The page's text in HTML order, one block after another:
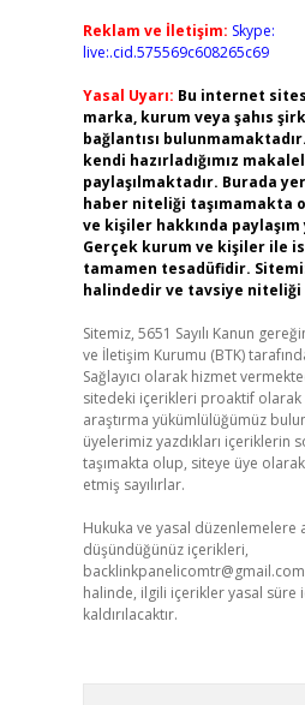
Reklam ve İletişim: Skype:
live:.cid.575569c608265c69
Yasal Uyarı: Bu internet
marka, kurum veya şahıs
bağlantısı
kendi hazırladığımız
paylaşılmaktadır. Burada
haber niteliği taşımamakta
ve kişiler hakkında
Gerçek kurum ve kişiler ile
tamamen tesadüfidir.
halindedir ve tavsiye niteliği
Sitemiz, 5651 Sayılı Kanun
ve İletişim Kurumu (BTK)
Sağlayıcı olarak hizmet
sitedeki içerikleri proaktif olarak
araştırma yükümlülüğümüz
üyelerimiz yazdıkları içeriklerin
taşımakta olup, siteye üye
etmiş sayılırlar.
Hukuka ve yasal düzenlemelere
düşündüğünüz içerikleri,
backlinkpanelicomtr@gmail.com
halinde, ilgili içerikler yasal süre
kaldırılacaktır.